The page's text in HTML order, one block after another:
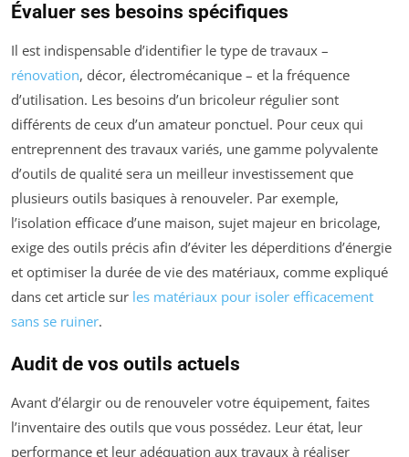
Évaluer ses besoins spécifiques
Il est indispensable d’identifier le type de travaux –
rénovation, décor, électromécanique – et la fréquence
d’utilisation. Les besoins d’un bricoleur régulier sont
différents de ceux d’un amateur ponctuel. Pour ceux qui
entreprennent des travaux variés, une gamme polyvalente
d’outils de qualité sera un meilleur investissement que
plusieurs outils basiques à renouveler. Par exemple,
l’isolation efficace d’une maison, sujet majeur en bricolage,
exige des outils précis afin d’éviter les déperditions d’énergie
et optimiser la durée de vie des matériaux, comme expliqué
dans cet article sur les matériaux pour isoler efficacement
sans se ruiner.
Audit de vos outils actuels
Avant d’élargir ou de renouveler votre équipement, faites
l’inventaire des outils que vous possédez. Leur état, leur
performance et leur adéquation aux travaux à réaliser